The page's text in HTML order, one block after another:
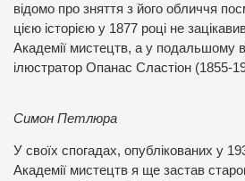
відомо про зняття з його обличчя
цією історією у 1877 році не
Академії мистецтв, а у подальшому
ілюстратор Опанас Сластіон (1855-
Симон Петлюра
У своїх спогадах, опублікованих у
Академії мистецтв я ще застав